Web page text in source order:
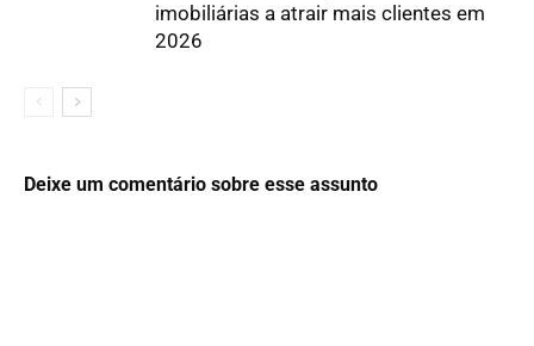
imobiliárias a atrair mais clientes em
2026
Deixe um comentário sobre esse assunto